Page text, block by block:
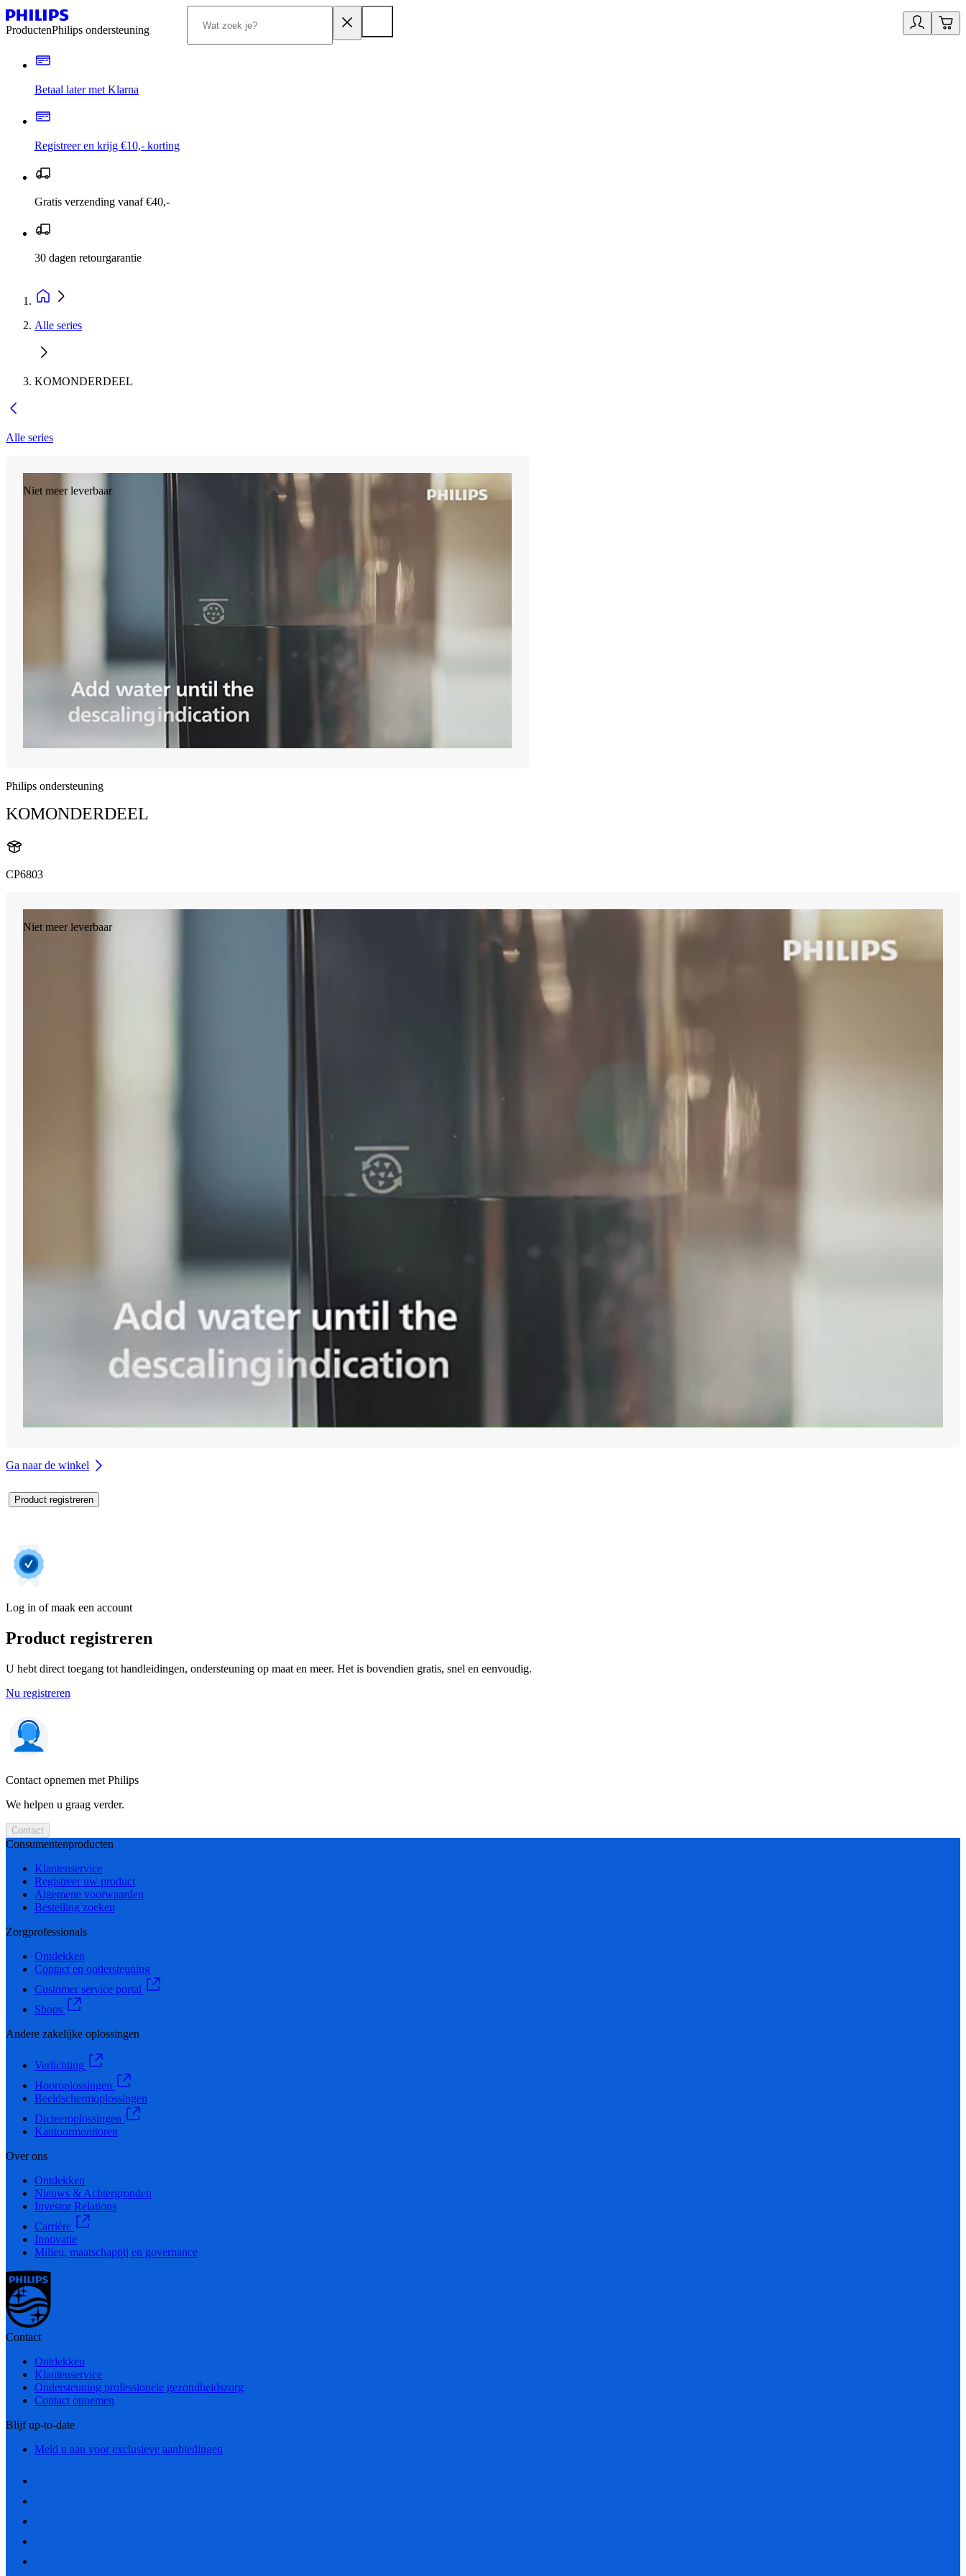
ProductenPhilips ondersteuning
Betaal later met Klarna
Registreer en krijg €10,- korting
Gratis verzending vanaf €40,-
30 dagen retourgarantie
Alle series
KOMONDERDEEL
Alle series
Niet meer leverbaar
Philips ondersteuning
KOMONDERDEEL
CP6803
Niet meer leverbaar
Ga naar de winkel
Product registreren
Log in of maak een account
Product registreren
U hebt direct toegang tot handleidingen, ondersteuning op maat en meer. Het is bovendien gratis, snel en eenvoudig.
Nu registreren
Contact opnemen met Philips
We helpen u graag verder.
Contact
Consumentenproducten
Klantenservice
Registreer uw product
Algemene voorwaarden
Bestelling zoeken
Zorgprofessionals
Ontdekken
Contact en ondersteuning
Customer service portal
Shops
Andere zakelijke oplossingen
Verlichting
Hooroplossingen
Beeldschermoplossingen
Dicteeroplossingen
Kantoormonitoren
Over ons
Ontdekken
Nieuws & Achtergronden
Investor Relations
Carrière
Innovatie
Milieu, maatschappij en governance
Contact
Ontdekken
Klantenservice
Ondersteuning professionele gezondheidszorg
Contact opnemen
Blijf up-to-date
Meld u aan voor exclusieve aanbiedingen